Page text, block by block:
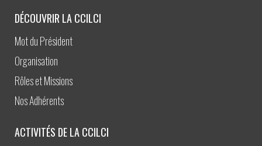
DÉCOUVRIR LA CCILCI
Mot du Président
Organisation
Rôles et Missions
Nos Adhérents
ACTIVITÉS DE LA CCILCI